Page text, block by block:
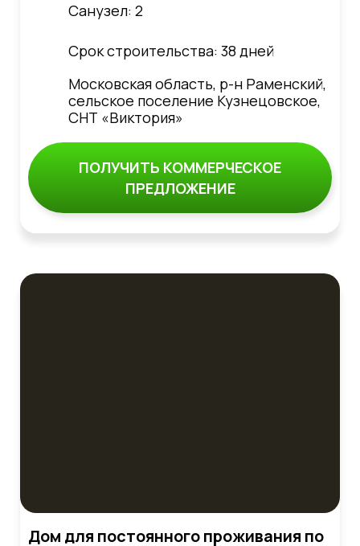
Санузел: 2
Срок строительства: 38 дней
Московская область, р-н Раменский,
сельское поселение Кузнецовское,
СНТ «Виктория»
ПОЛУЧИТЬ КОММЕРЧЕСКОЕ
ПРЕДЛОЖЕНИЕ
Дом для постоянного проживания по